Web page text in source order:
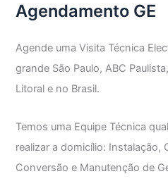
Agendamento GE
Agende uma Visita Técnica
grande São Paulo, ABC
Litoral e no Brasil.
Temos uma Equipe Técnica
realizar a domicílio: Instalação,
Conversão e Manutenção de